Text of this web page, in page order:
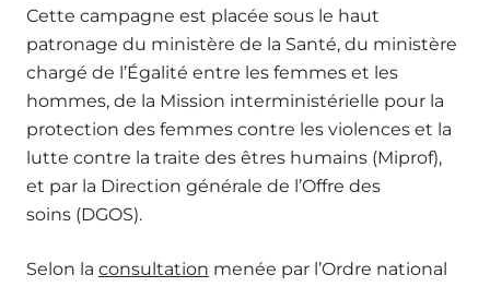
Cette campagne est placée sous le haut
patronage du ministère de la Santé, du ministère
chargé de l’Égalité entre les femmes et les
hommes, de la Mission interministérielle pour la
protection des femmes contre les violences et la
lutte contre la traite des êtres humains (Miprof),
et par la Direction générale de l’Offre des
soins (DGOS).
Selon la consultation menée par l’Ordre national